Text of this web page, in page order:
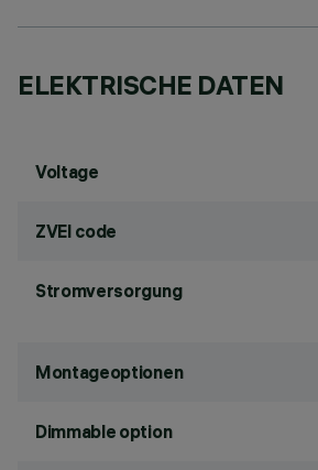
ELEKTRISCHE DATEN
Voltage
ZVEI code
Stromversorgung
Montageoptionen
Dimmable option